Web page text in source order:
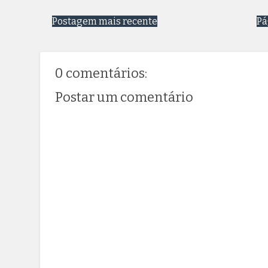
Postagem mais recente
0 comentários:
Postar um comentário